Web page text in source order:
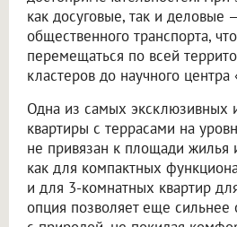
как досуговые, так и деловые
общественного транспорта,
перемещаться по всей
кластеров до научного центра
Одна из самых эксклюзивных
квартиры с террасами на
не привязан к площади жилья
как для компактных
и для 3-комнатных квартир
опция позволяет еще сильнее